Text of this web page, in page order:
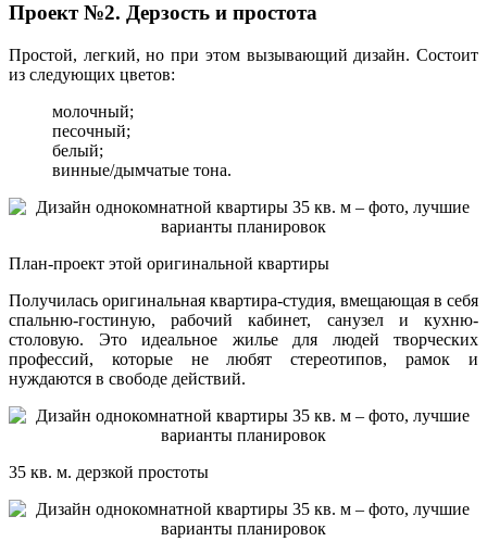
Проект №2. Дерзость и простота
Простой, легкий, но при этом вызывающий дизайн. Состоит
из следующих цветов:
молочный;
песочный;
белый;
винные/дымчатые тона.
План-проект этой оригинальной квартиры
Получилась оригинальная квартира-студия, вмещающая в себя
спальню-гостиную, рабочий кабинет, санузел и кухню-
столовую. Это идеальное жилье для людей творческих
профессий, которые не любят стереотипов, рамок и
нуждаются в свободе действий.
35 кв. м. дерзкой простоты